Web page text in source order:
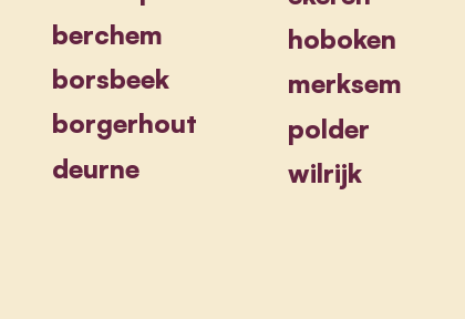
berchem
borsbeek
borgerhout
deurne
hoboken
merksem
polder
wilrijk